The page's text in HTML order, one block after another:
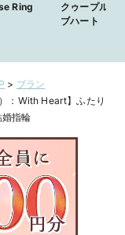
Ring
クゥープル**
ブハート
> ブラン
：With Heart】ふたり
指輪